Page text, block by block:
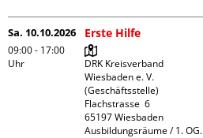
Sa. 10.10.2026
09:00 - 17:00
Uhr
Erste Hilfe
DRK Kreisverband
Wiesbaden e. V.
(Geschäftsstelle)
Flachstrasse  6
65197 Wiesbaden
Ausbildungsräume / 1. OG.